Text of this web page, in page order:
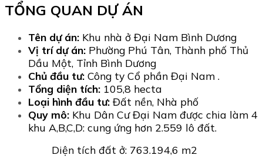
TỔNG QUAN DỰ ÁN
Tên dự án: Khu nhà ở Đại Nam Bình Dương
Vị trí dự án: Phường Phú Tân, Thành phố Thủ
Dầu Một, Tỉnh Bình Dương
Chủ đầu tư: Công ty Cổ phần Đại Nam .
Tổng diện tích: 105,8 hecta
Loại hình đầu tư: Đất nền, Nhà phố
Quy mô: Khu Dân Cư Đại Nam được chia làm 4
khu A,B,C,D: cung ứng hơn 2.559 lô đất.
Diện tích đất ở: 763.194,6 m2